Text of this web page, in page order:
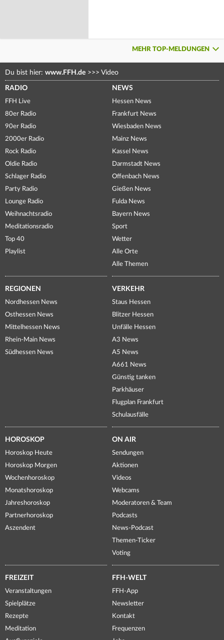
MEHR TOP-MELDUNGEN
Du bist hier: www.FFH.de >>> Video
RADIO
FFH Live
80er Radio
90er Radio
2000er Radio
Rock Radio
Oldie Radio
Schlager Radio
Party Radio
Lounge Radio
Weihnachtsradio
Meditationsradio
Top 40
Playlist
NEWS
Hessen News
Frankfurt News
Wiesbaden News
Mainz News
Kassel News
Darmstadt News
Offenbach News
Gießen News
Fulda News
Bayern News
Sport
Wetter
Alle Orte
Alle Themen
REGIONEN
Nordhessen News
Osthessen News
Mittelhessen News
Rhein-Main News
Südhessen News
VERKEHR
Staus Hessen
Blitzer Hessen
Unfälle Hessen
A3 News
A5 News
A661 News
Günstig tanken
Parkhäuser
Flugplan Frankfurt
Schulausfälle
HOROSKOP
Horoskop Heute
Horoskop Morgen
Wochenhoroskop
Monatshoroskop
Jahreshoroskop
Partnerhoroskop
Aszendent
ON AIR
Sendungen
Aktionen
Videos
Webcams
Moderatoren & Team
Podcasts
News-Podcast
Themen-Ticker
Voting
FREIZEIT
Veranstaltungen
Spielplätze
Rezepte
Meditation
FFH-WELT
FFH-App
Newsletter
Kontakt
Frequenzen